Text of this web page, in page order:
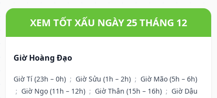
XEM TỐT XẤU NGÀY 25 THÁNG 12
Giờ Hoàng Đạo
Giờ Tí (23h – 0h) ; Giờ Sửu (1h – 2h) ; Giờ Mão (5h – 6h)
; Giờ Ngọ (11h – 12h) ; Giờ Thân (15h – 16h) ; Giờ Dậu